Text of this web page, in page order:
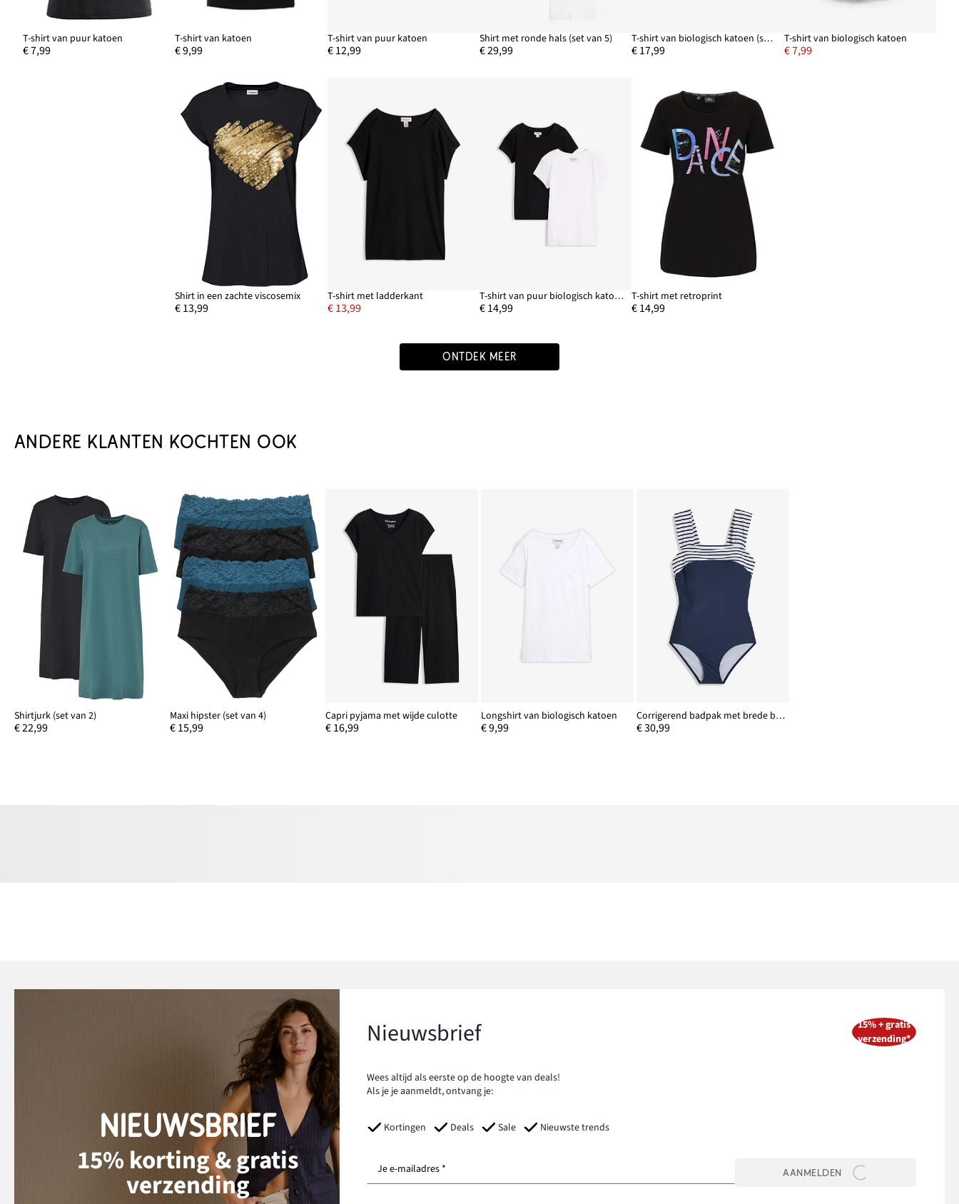
T-shirt van puur katoen
€ 7,99
T-shirt van katoen
€ 9,99
T-shirt van puur katoen
€ 12,99
Shirt met ronde hals (set van 5)
€ 29,99
T-shirt van biologisch katoen (set van 2)
€ 17,99
T-shirt van biologisch katoen
€ 7,99
Shirt in een zachte viscosemix
€ 13,99
T-shirt met ladderkant
€ 13,99
T-shirt van puur biologisch katoen ( set van 2)
€ 14,99
T-shirt met retroprint
€ 14,99
ONTDEK MEER
ANDERE KLANTEN KOCHTEN OOK
Shirtjurk (set van 2)
€ 22,99
Maxi hipster (set van 4)
€ 15,99
Capri pyjama met wijde culotte
€ 16,99
Longshirt van biologisch katoen
€ 9,99
Corrigerend badpak met brede bandjes, medium corrigerend
€ 30,99
NIEUWSBRIEF
15% korting & gratis
verzending
Nieuwsbrief
Wees altijd als eerste op de hoogte van deals!
Als je je aanmeldt, ontvang je:
Kortingen Deals Sale Nieuwste trends
15% + gratis
verzending*
Je e-mailadres * AANMELDEN